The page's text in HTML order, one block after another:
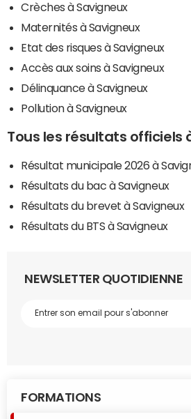
Crèches à Savigneux
Maternités à Savigneux
Etat des risques à Savigneux
Accès aux soins à Savigneux
Délinquance à Savigneux
Pollution à Savigneux
Tous les résultats officiels
Résultat municipale 2026 à
Résultats du bac à Savigneux
Résultats du brevet à Savigneux
Résultats du BTS à Savigneux
NEWSLETTER QUOTIDIENNE
FORMATIONS